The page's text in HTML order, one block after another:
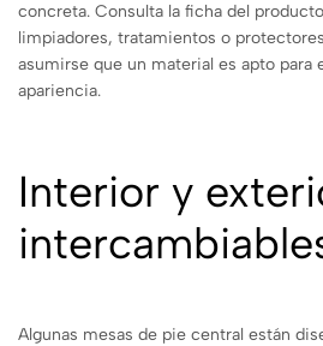
concreta. Consulta la ficha del
limpiadores, tratamientos o
asumirse que un material es apto para
apariencia.
Interior y
Algunas mesas de pie central están